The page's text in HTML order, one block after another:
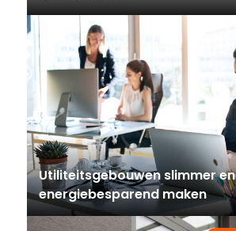
Utiliteitsgebouwen slimmer en
energiebesparend maken